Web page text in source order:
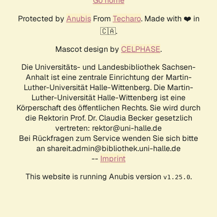
Protected by AnubisFrom Techaro. Made with ❤️ in
🇨🇦.
Mascot design by CELPHASE.
Die Universitäts- und Landesbibliothek Sachsen-
Anhalt ist eine zentrale Einrichtung der Martin-
Luther-Universität Halle-Wittenberg. Die Martin-
Luther-Universität Halle-Wittenberg ist eine
Körperschaft des öffentlichen Rechts. Sie wird durch
die Rektorin Prof. Dr. Claudia Becker gesetzlich
vertreten: rektor@uni-halle.de
Bei Rückfragen zum Service wenden Sie sich bitte
an shareit.admin@bibliothek.uni-halle.de
-- Imprint
This website is running Anubis version v1.25.0.